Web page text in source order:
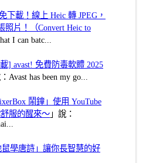
下載！線上 Heic 轉 JPEG，
照片！（Convert Heic to
I can batc...
] avast! 免費防毒軟體 2025
Avast has been my go...
鬧鐘」使用 YouTube
服的醒來～ 」說：
鼠學唐詩」讓你長智慧的好